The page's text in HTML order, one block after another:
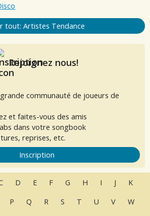
tout: Artistes Tendance
Rejoignez nous!
communauté de joueurs de
et faites-vous des amis
dans votre songbook
reprises, etc.
Inscription
D E F G H I J
K
P Q R S T U V
W